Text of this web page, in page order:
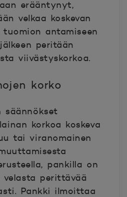
erääntynyt,
velkaa koskevan
antamiseen
peritään
viivästyskorkoa.
korko
säännökset
korkoa koskeva
tai viranomainen
pankilla on
perittävää
Pankki ilmoittaa